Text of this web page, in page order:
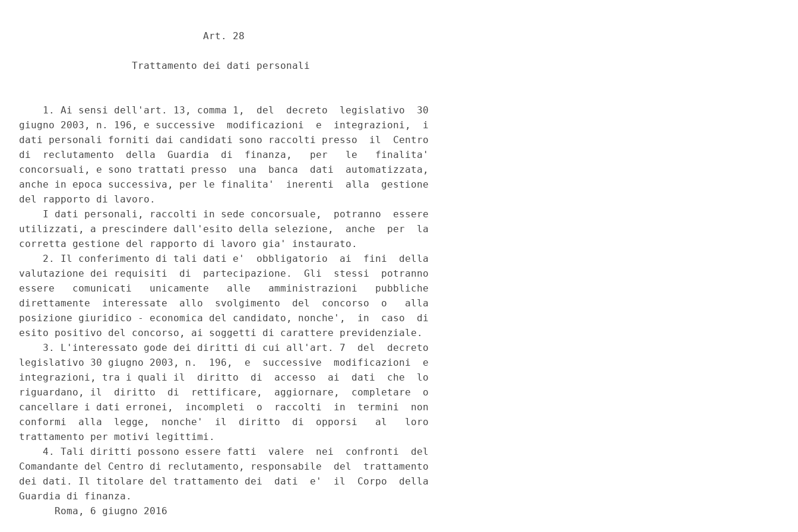
                               Art. 28
                   Trattamento dei dati personali
    1. Ai sensi dell'art. 13, comma 1,  del  decreto  legislativo  30
giugno 2003, n. 196, e successive  modificazioni  e  integrazioni,  i
dati personali forniti dai candidati sono raccolti presso  il  Centro
di  reclutamento  della  Guardia  di  finanza,   per   le   finalita'
concorsuali, e sono trattati presso  una  banca  dati  automatizzata,
anche in epoca successiva, per le finalita'  inerenti  alla  gestione
del rapporto di lavoro.
    I dati personali, raccolti in sede concorsuale,  potranno  essere
utilizzati, a prescindere dall'esito della selezione,  anche  per  la
corretta gestione del rapporto di lavoro gia' instaurato.
    2. Il conferimento di tali dati e'  obbligatorio  ai  fini  della
valutazione dei requisiti  di  partecipazione.  Gli  stessi  potranno
essere   comunicati   unicamente   alle   amministrazioni   pubbliche
direttamente  interessate  allo  svolgimento  del  concorso  o   alla
posizione giuridico - economica del candidato, nonche',  in  caso  di
esito positivo del concorso, ai soggetti di carattere previdenziale.
    3. L'interessato gode dei diritti di cui all'art. 7  del  decreto
legislativo 30 giugno 2003, n.  196,  e  successive  modificazioni  e
integrazioni, tra i quali il  diritto  di  accesso  ai  dati  che  lo
riguardano, il  diritto  di  rettificare,  aggiornare,  completare  o
cancellare i dati erronei,  incompleti  o  raccolti  in  termini  non
conformi  alla  legge,  nonche'  il  diritto  di  opporsi   al   loro
trattamento per motivi legittimi.
    4. Tali diritti possono essere fatti  valere  nei  confronti  del
Comandante del Centro di reclutamento, responsabile  del  trattamento
dei dati. Il titolare del trattamento dei  dati  e'  il  Corpo  della
Guardia di finanza.
      Roma, 6 giugno 2016